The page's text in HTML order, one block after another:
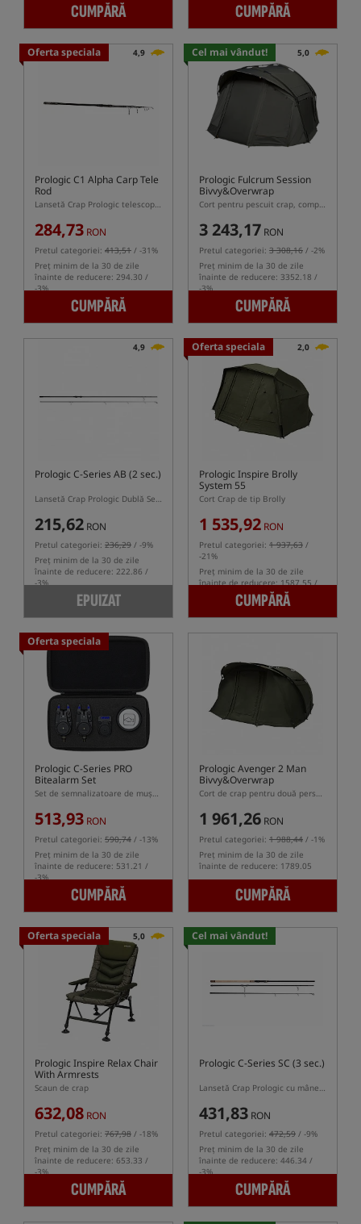
CUMPĂRĂ CUMPĂRĂ
Oferta speciala 4,9
Prologic C1 Alpha Carp Tele
Rod
Lansetă Crap Prologic telescopică
284,73 RON
Pretul categoriei: 413,51 / -31%
Preț minim de la 30 de zile
înainte de reducere: 294.30 /
-3%
CUMPĂRĂ
Cel mai vândut! 5,0
Prologic Fulcrum Session
Bivvy&Overwrap
Cort pentru pescuit crap, complet cu husă
3 243,17 RON
Pretul categoriei: 3 308,16 / -2%
Preț minim de la 30 de zile
înainte de reducere: 3352.18 /
-3%
CUMPĂRĂ
4,9
Prologic C-Series AB (2 sec.)
Lansetă Crap Prologic Dublă Segmenți
215,62 RON
Pretul categoriei: 236,29 / -9%
Preț minim de la 30 de zile
înainte de reducere: 222.86 /
-3%
EPUIZAT
Oferta speciala 2,0
Prologic Inspire Brolly
System 55
Cort Crap de tip Brolly
1 535,92 RON
Pretul categoriei: 1 937,63 /
-21%
Preț minim de la 30 de zile
înainte de reducere: 1587.55 /
CUMPĂRĂ
Oferta speciala
Prologic C-Series PRO
Bitealarm Set
Set de semnalizatoare de mușcături cu centrală și lampă
513,93 RON
Pretul categoriei: 590,74 / -13%
Preț minim de la 30 de zile
înainte de reducere: 531.21 /
-3%
CUMPĂRĂ
Prologic Avenger 2 Man
Bivvy&Overwrap
Cort de crap pentru două persoane cu husă
1 961,26 RON
Pretul categoriei: 1 988,44 / -1%
Preț minim de la 30 de zile
înainte de reducere: 1789.05
CUMPĂRĂ
Oferta speciala 5,0
Prologic Inspire Relax Chair
With Armrests
Scaun de crap
632,08 RON
Pretul categoriei: 767,98 / -18%
Preț minim de la 30 de zile
înainte de reducere: 653.33 /
-3%
CUMPĂRĂ
Cel mai vândut!
Prologic C-Series SC (3 sec.)
Lansetă Crap Prologic cu mâner din plută, versiunea în trei segmente
431,83 RON
Pretul categoriei: 472,59 / -9%
Preț minim de la 30 de zile
înainte de reducere: 446.34 /
-3%
CUMPĂRĂ